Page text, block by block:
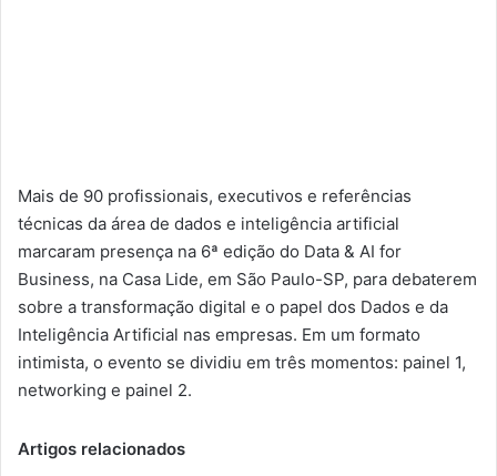
Mais de 90 profissionais, executivos e referências
técnicas da área de dados e inteligência artificial
marcaram presença na 6ª edição do Data & AI for
Business, na Casa Lide, em São Paulo-SP, para debaterem
sobre a transformação digital e o papel dos Dados e da
Inteligência Artificial nas empresas. Em um formato
intimista, o evento se dividiu em três momentos: painel 1,
networking e painel 2.
Artigos relacionados